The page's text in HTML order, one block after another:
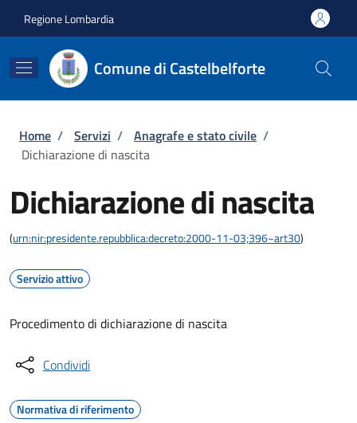
Regione Lombardia
Comune di Castelbelforte
Briciole di pane
Home / Servizi / Anagrafe e stato civile /
Dichiarazione di nascita
Dichiarazione di nascita
(urn:nir:presidente.repubblica:decreto:2000-11-03;396~art30)
Servizio attivo
Procedimento di dichiarazione di nascita
Condividi
Normativa di riferimento